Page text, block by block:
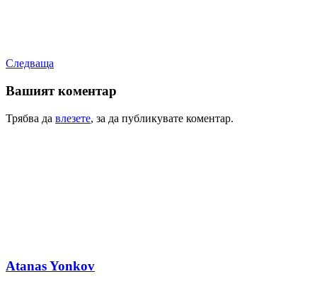
Следваща
Вашият коментар
Трябва да влезете, за да публикувате коментар.
Atanas Yonkov